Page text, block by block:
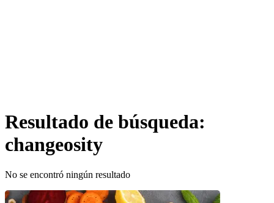
Resultado de búsqueda:
changeosity
No se encontró ningún resultado